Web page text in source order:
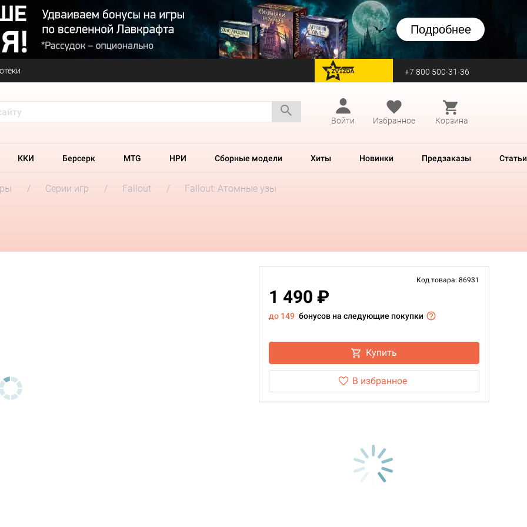
Подробнее
перейти на Zvezda +7 800 500-31-36
Войти Избранное Корзина
ККИ Берсерк MTG НРИ Сборные модели Хиты Новинки Предзаказы Статьи
Серии игр Fallout Fallout: Атомные узы
Код товара: 86931
1 490 ₽
до 149 бонусов на следующие покупки
Купить
В избранное